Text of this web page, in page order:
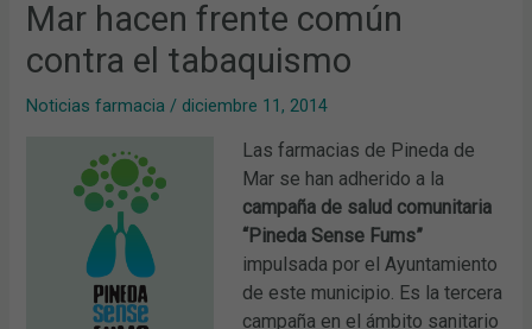
Mar hacen frente común
contra el tabaquismo
Noticias farmacia / diciembre 11, 2014
Las farmacias de Pineda de
Mar se han adherido a la
campaña de salud comunitaria
“Pineda Sense Fums”
impulsada por el Ayuntamiento
de este municipio. Es la tercera
campaña en el ámbito sanitario